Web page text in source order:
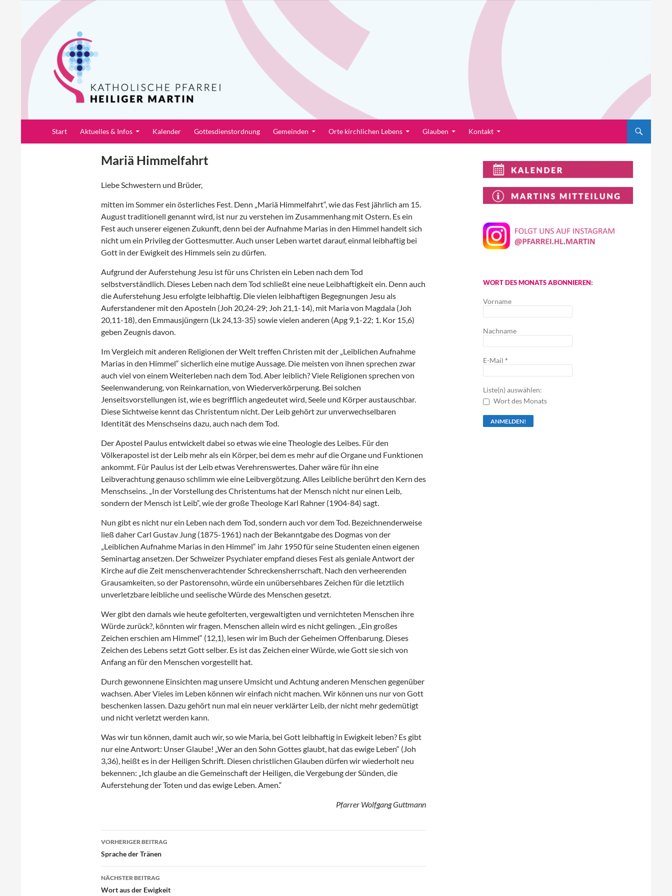
springen
Pfarrei Heiliger Martin
Start Aktuelles & Infos Kalender Gottesdienstordnung Gemeinden Orte kirchlichen Lebens Glauben Kontakt
Mariä Himmelfahrt
Liebe Schwestern und Brüder,
mitten im Sommer ein österliches Fest. Denn „Mariä Himmelfahrt“, wie das Fest jährlich am 15.
August traditionell genannt wird, ist nur zu verstehen im Zusammenhang mit Ostern. Es ein
Fest auch unserer eigenen Zukunft, denn bei der Aufnahme Marias in den Himmel handelt sich
nicht um ein Privileg der Gottesmutter. Auch unser Leben wartet darauf, einmal leibhaftig bei
Gott in der Ewigkeit des Himmels sein zu dürfen.
Aufgrund der Auferstehung Jesu ist für uns Christen ein Leben nach dem Tod
selbstverständlich. Dieses Leben nach dem Tod schließt eine neue Leibhaftigkeit ein. Denn auch
die Auferstehung Jesu erfolgte leibhaftig. Die vielen leibhaftigen Begegnungen Jesu als
Auferstandener mit den Aposteln (Joh 20,24-29; Joh 21,1-14), mit Maria von Magdala (Joh
20,11-18), den Emmausjüngern (Lk 24,13-35) sowie vielen anderen (Apg 9,1-22; 1. Kor 15,6)
geben Zeugnis davon.
Im Vergleich mit anderen Religionen der Welt treffen Christen mit der „Leiblichen Aufnahme
Marias in den Himmel“ sicherlich eine mutige Aussage. Die meisten von ihnen sprechen zwar
auch viel von einem Weiterleben nach dem Tod. Aber leiblich? Viele Religionen sprechen von
Seelenwanderung, von Reinkarnation, von Wiederverkörperung. Bei solchen
Jenseitsvorstellungen ist, wie es begrifflich angedeutet wird, Seele und Körper austauschbar.
Diese Sichtweise kennt das Christentum nicht. Der Leib gehört zur unverwechselbaren
Identität des Menschseins dazu, auch nach dem Tod.
Der Apostel Paulus entwickelt dabei so etwas wie eine Theologie des Leibes. Für den
Völkerapostel ist der Leib mehr als ein Körper, bei dem es mehr auf die Organe und Funktionen
ankommt. Für Paulus ist der Leib etwas Verehrenswertes. Daher wäre für ihn eine
Leibverachtung genauso schlimm wie eine Leibvergötzung. Alles Leibliche berührt den Kern des
Menschseins. „In der Vorstellung des Christentums hat der Mensch nicht nur einen Leib,
sondern der Mensch ist Leib“, wie der große Theologe Karl Rahner (1904-84) sagt.
Nun gibt es nicht nur ein Leben nach dem Tod, sondern auch vor dem Tod. Bezeichnenderweise
ließ daher Carl Gustav Jung (1875-1961) nach der Bekanntgabe des Dogmas von der
„Leiblichen Aufnahme Marias in den Himmel“ im Jahr 1950 für seine Studenten einen eigenen
Seminartag ansetzen. Der Schweizer Psychiater empfand dieses Fest als geniale Antwort der
Kirche auf die Zeit menschenverachtender Schreckensherrschaft. Nach den verheerenden
Grausamkeiten, so der Pastorensohn, würde ein unübersehbares Zeichen für die letztlich
unverletzbare leibliche und seelische Würde des Menschen gesetzt.
Wer gibt den damals wie heute gefolterten, vergewaltigten und vernichteten Menschen ihre
Würde zurück?, könnten wir fragen. Menschen allein wird es nicht gelingen. „Ein großes
Zeichen erschien am Himmel“ (12,1), lesen wir im Buch der Geheimen Offenbarung. Dieses
Zeichen des Lebens setzt Gott selber. Es ist das Zeichen einer Würde, wie Gott sie sich von
Anfang an für den Menschen vorgestellt hat.
Durch gewonnene Einsichten mag unsere Umsicht und Achtung anderen Menschen gegenüber
wachsen. Aber Vieles im Leben können wir einfach nicht machen. Wir können uns nur von Gott
beschenken lassen. Dazu gehört nun mal ein neuer verklärter Leib, der nicht mehr gedemütigt
und nicht verletzt werden kann.
Was wir tun können, damit auch wir, so wie Maria, bei Gott leibhaftig in Ewigkeit leben? Es gibt
nur eine Antwort: Unser Glaube! „Wer an den Sohn Gottes glaubt, hat das ewige Leben“ (Joh
3,36), heißt es in der Heiligen Schrift. Diesen christlichen Glauben dürfen wir wiederholt neu
bekennen: „Ich glaube an die Gemeinschaft der Heiligen, die Vergebung der Sünden, die
Auferstehung der Toten und das ewige Leben. Amen.“
Pfarrer Wolfgang Guttmann
Beitragsnavigation
VORHERIGER BEITRAG
Sprache der Tränen
NÄCHSTER BEITRAG
Wort aus der Ewigkeit
WORT DES MONATS ABONNIEREN:
Vorname
Nachname
E-Mail *
Liste(n) auswählen:
Wort des Monats